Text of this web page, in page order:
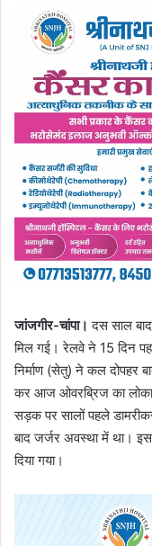
जांजगीर-चांपा। दस साल
मिल गई। रेलवे ने 15 दिन
निर्माण (सेतु) ने कल
कर आज ओवरब्रिज का
सड़क पर सालों पहले
बाद जर्जर अवस्था में था।
दिया गया।